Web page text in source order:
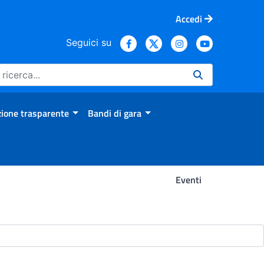
Accedi
Seguici su
trasparente Bandi di gara
Eventi